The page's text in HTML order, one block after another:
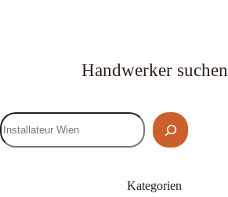
Handwerker suchen
Kategorien